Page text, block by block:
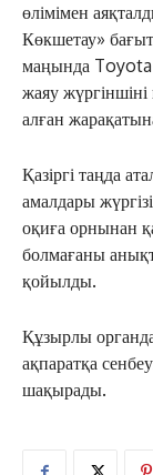
өлімімен
Көкшетау»
маңында Toyota
жаяу
алған
Қазіргі таңда
амалдары
оқиға орнынан
болмағаны
қойылды.
Құзырлы
ақпаратқа
шақырады.